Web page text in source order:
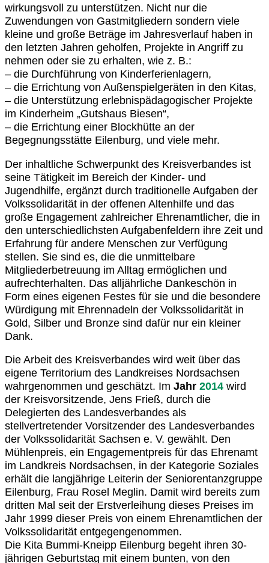
wirkungsvoll zu unterstützen. Nicht nur die
Zuwendungen von Gastmitgliedern sondern viele
kleine und große Beträge im Jahresverlauf haben in
den letzten Jahren geholfen, Projekte in Angriff zu
nehmen oder sie zu erhalten, wie z. B.:
– die Durchführung von Kinderferienlagern,
– die Errichtung von Außenspielgeräten in den Kitas,
– die Unterstützung erlebnispädagogischer Projekte
im Kinderheim „Gutshaus Biesen“,
– die Errichtung einer Blockhütte an der
Begegnungsstätte Eilenburg, und viele mehr.
Der inhaltliche Schwerpunkt des Kreisverbandes ist
seine Tätigkeit im Bereich der Kinder- und
Jugendhilfe, ergänzt durch traditionelle Aufgaben der
Volkssolidarität in der offenen Altenhilfe und das
große Engagement zahlreicher Ehrenamtlicher, die in
den unterschiedlichsten Aufgabenfeldern ihre Zeit und
Erfahrung für andere Menschen zur Verfügung
stellen. Sie sind es, die die unmittelbare
Mitgliederbetreuung im Alltag ermöglichen und
aufrechterhalten. Das alljährliche Dankeschön in
Form eines eigenen Festes für sie und die besondere
Würdigung mit Ehrennadeln der Volkssolidarität in
Gold, Silber und Bronze sind dafür nur ein kleiner
Dank.
Die Arbeit des Kreisverbandes wird weit über das
eigene Territorium des Landkreises Nordsachsen
wahrgenommen und geschätzt. Im Jahr 2014 wird
der Kreisvorsitzende, Jens Frieß, durch die
Delegierten des Landesverbandes als
stellvertretender Vorsitzender des Landesverbandes
der Volkssolidarität Sachsen e. V. gewählt. Den
Mühlenpreis, ein Engagementpreis für das Ehrenamt
im Landkreis Nordsachsen, in der Kategorie Soziales
erhält die langjährige Leiterin der Seniorentanzgruppe
Eilenburg, Frau Rosel Meglin. Damit wird bereits zum
dritten Mal seit der Erstverleihung dieses Preises im
Jahr 1999 dieser Preis von einem Ehrenamtlichen der
Volkssolidarität entgegengenommen.
Die Kita Bummi-Kneipp Eilenburg begeht ihren 30-
jährigen Geburtstag mit einem bunten, von den